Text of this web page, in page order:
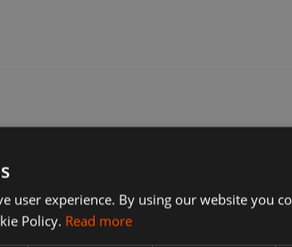
geeignete auswählen können. Viele
Während der Kaufabwicklung wird eine
Abholung vom Verkäufer.
möchten, warum Sie ihn zurückgeben
user experience. By using our website you
Policy. Read more